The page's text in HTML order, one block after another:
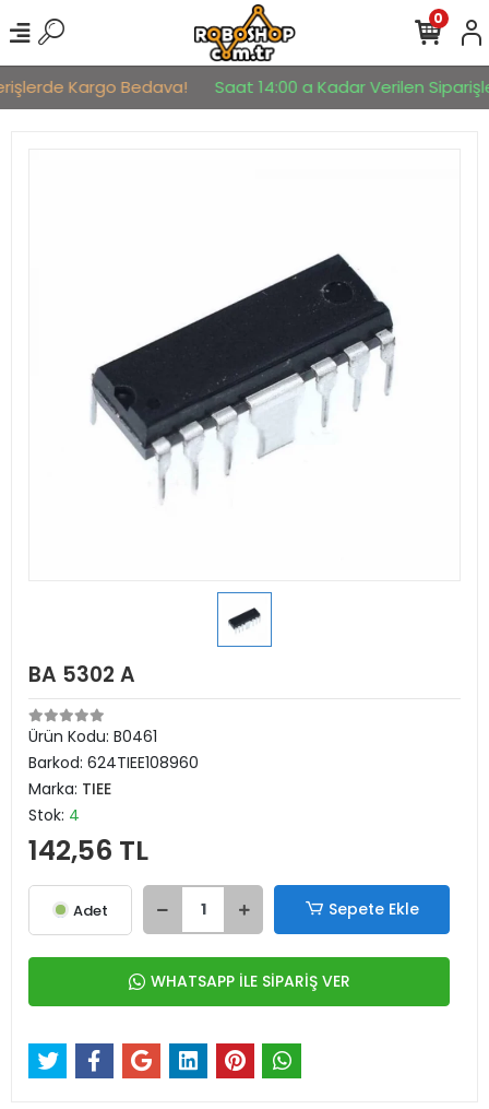
Kargo Bedava! Saat 14:00 a Kadar Verilen
0
BA 5302 A
Ürün Kodu: B0461
Barkod: 624TIEE108960
Marka: TIEE
Stok: 4
142,56 TL
Adet Sepete Ekle
WHATSAPP İLE SİPARİŞ VER